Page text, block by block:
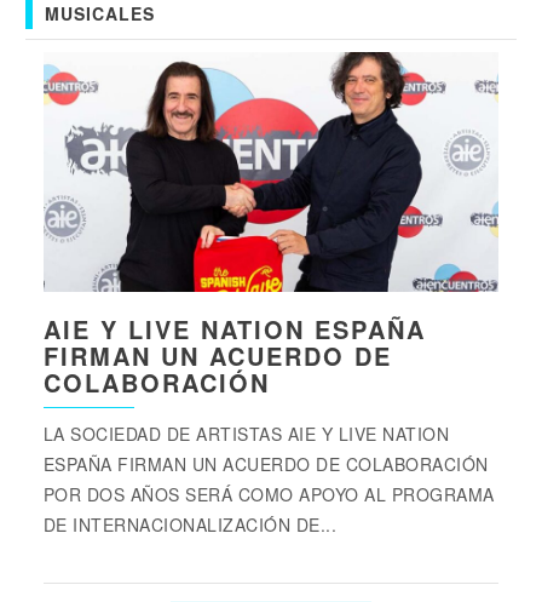
MUSICALES
AIE Y LIVE NATION ESPAÑA
FIRMAN UN ACUERDO DE
COLABORACIÓN
LA SOCIEDAD DE ARTISTAS AIE Y LIVE NATION
ESPAÑA FIRMAN UN ACUERDO DE COLABORACIÓN
POR DOS AÑOS SERÁ COMO APOYO AL PROGRAMA
DE INTERNACIONALIZACIÓN DE...